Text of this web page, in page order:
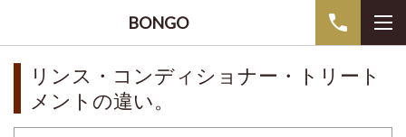
BONGO
リンス・コンディショナー・トリート
メントの違い。